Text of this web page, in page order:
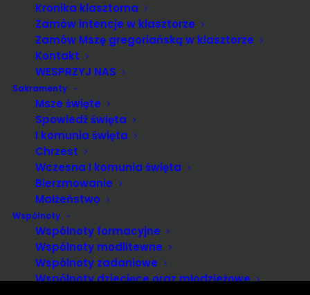
Kronika klasztorna
Zamów intencje w klasztorze
Zamów Mszę gregoriańską w klasztorze
Kontakt
WESPRZYJ NAS
Sakramenty
Msze święte
Spowiedź święta
I komunia święta
Chrzest
Wczesna I komunia święta
Bierzmowanie
Małżeństwo
Wspólnoty
Wspólnoty formacyjne
Wspólnoty modlitewne
Wspólnoty zadaniowe
Wspólnoty dziecięce oraz młodzieżowe